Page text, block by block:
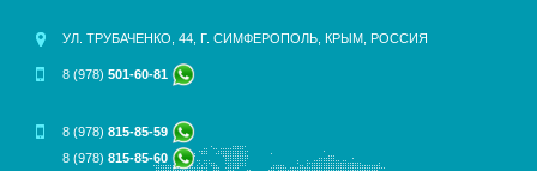
УЛ. ТРУБАЧЕНКО, 44, Г. СИМФЕРОПОЛЬ, КРЫМ, РОССИЯ
8 (978) 501-60-81
8 (978) 815-85-59
8 (978) 815-85-60